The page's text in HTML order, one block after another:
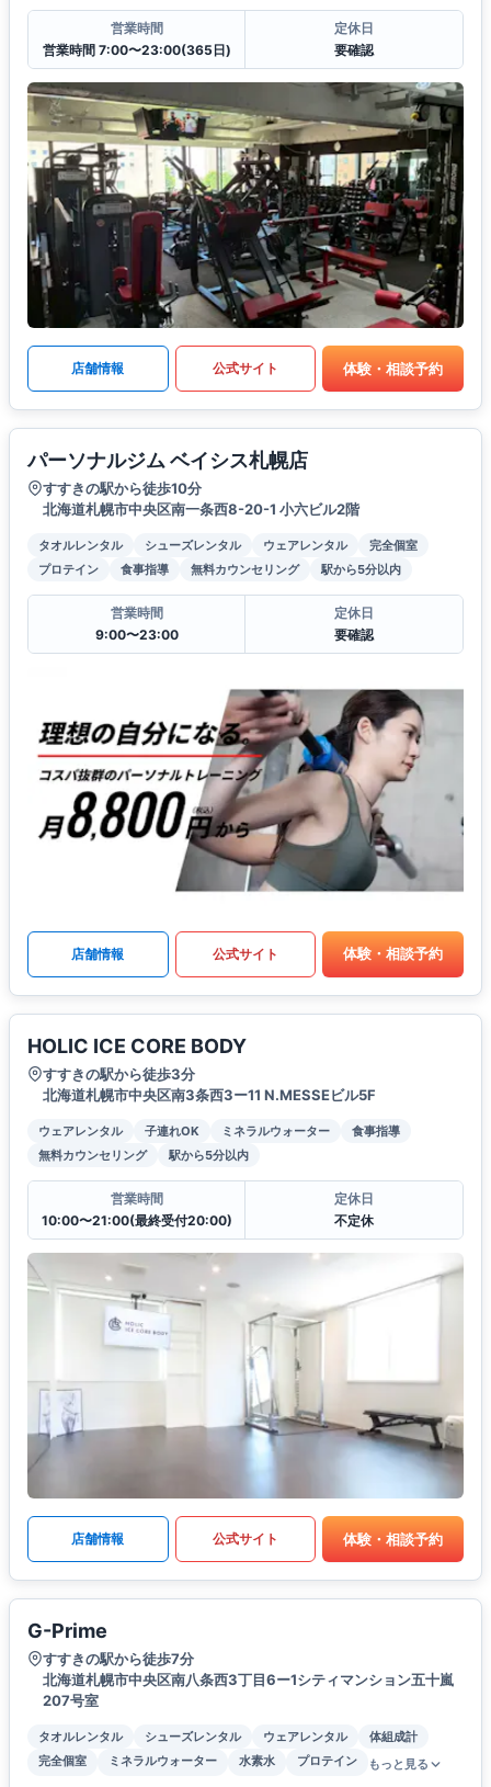
営業時間
営業時間 7:00〜23:00(365日)
定休日
要確認
店舗情報 公式サイト 体験・相談予約
パーソナルジム ベイシス札幌店
すすきの駅から徒歩10分
北海道札幌市中央区南一条西8-20-1 小六ビル2階
タオルレンタル シューズレンタル ウェアレンタル
完全個室
プロテイン
食事指導 無料カウンセリング 駅から5分以内
営業時間
9:00〜23:00
定休日
要確認
店舗情報 公式サイト 体験・相談予約
HOLIC ICE CORE BODY
すすきの駅から徒歩3分
北海道札幌市中央区南3条西3ー11 N.MESSEビル5F
ウェアレンタル 子連れOK ミネラルウォーター
食事指導
無料カウンセリング
駅から5分以内
営業時間
10:00〜21:00(最終受付20:00)
定休日
不定休
店舗情報 公式サイト 体験・相談予約
G-Prime
すすきの駅から徒歩7分
北海道札幌市中央区南八条西3丁目6ー1シティマンション五十嵐
207号室
タオルレンタル シューズレンタル ウェアレンタル
体組成計
完全個室
ミネラルウォーター 水素水 プロテイン もっと見る